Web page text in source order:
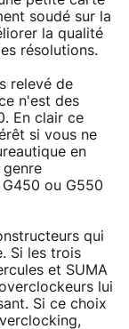
soudé sur la
la qualité
résolutions.
relevé de
n'est des
En clair ce
si vous ne
en
genre
ou G550
qui
Si les trois
et SUMA
lui
Si ce choix